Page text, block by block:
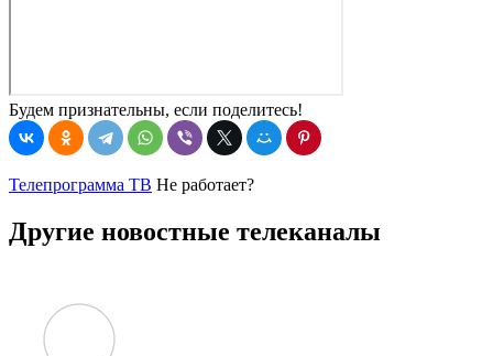
Будем признательны, если поделитесь!
Телепрограмма ТВ Не работает?
Другие новостные телеканалы